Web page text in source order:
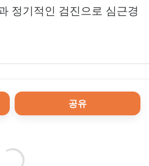
정기적인 검진으로 심근경
공유